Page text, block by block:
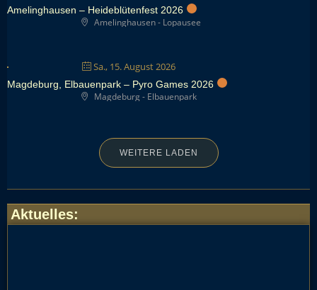
Amelinghausen – Heideblütenfest 2026
Amelinghausen - Lopausee
Sa., 15. August 2026
Magdeburg, Elbauenpark – Pyro Games 2026
Magdeburg - Elbauenpark
WEITERE LADEN
Aktuelles: